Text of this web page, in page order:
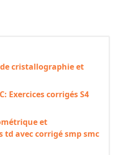
cristallographie et
Exercices corrigés S4
et
td avec corrigé smp smc